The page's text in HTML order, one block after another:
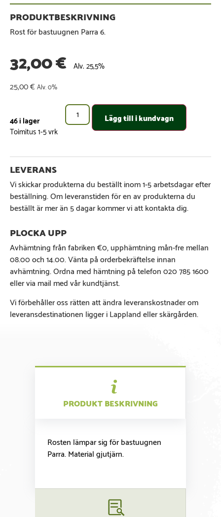
Rost för bastuugnen Parra 6.
32,00€ Alv. 25,5%
25,00€ Alv. 0%
46 i lager Lägg till i kundvagn
Vi skickar produkterna du beställt inom 1-5 arbetsdagar efter
beställning. Om leveranstiden för en av produkterna du
beställt är mer än 5 dagar kommer vi att kontakta dig.
Avhämtning från fabriken €0, upphämtning mån-fre mellan
08.00 och 14.00. Vänta på orderbekräftelse innan
avhämtning. Ordna med hämtning på telefon 020 785 1600
eller via mail med vår kundtjänst.
Vi förbehåller oss rätten att ändra leveranskostnader om
leveransdestinationen ligger i Lappland eller skärgården.
PRODUKT BESKRIVNING
Rosten lämpar sig för bastuugnen
Parra. Material gjutjärn.